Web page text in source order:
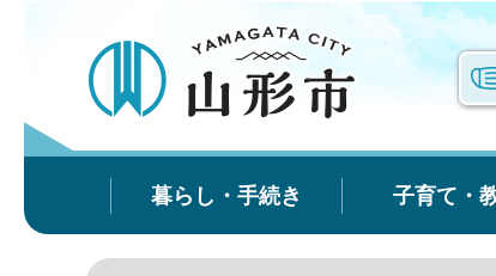
暮らし・手続き 子育て・